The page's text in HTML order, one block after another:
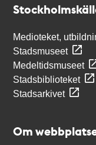
Medioteket,
Stadsmuseet
Medeltidsmuseet
Stadsbiblioteket
Stadsarkivet
Om